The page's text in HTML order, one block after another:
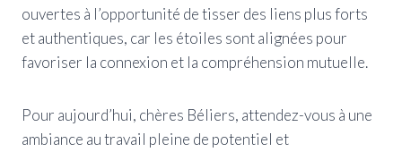
ouvertes à l’opportunité de tisser des liens plus forts
et authentiques, car les étoiles sont alignées pour
favoriser la connexion et la compréhension mutuelle.
Pour aujourd’hui, chères Béliers, attendez-vous à une
ambiance au travail pleine de potentiel et